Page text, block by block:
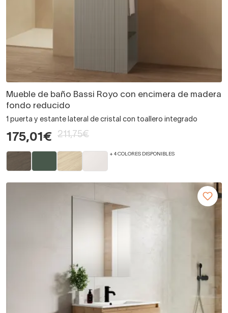
Mueble de baño Bassi Royo con encimera de madera
fondo reducido
1 puerta y estante lateral de cristal con toallero integrado
175,01€ 211,75€
+ 4 COLORES DISPONIBLES